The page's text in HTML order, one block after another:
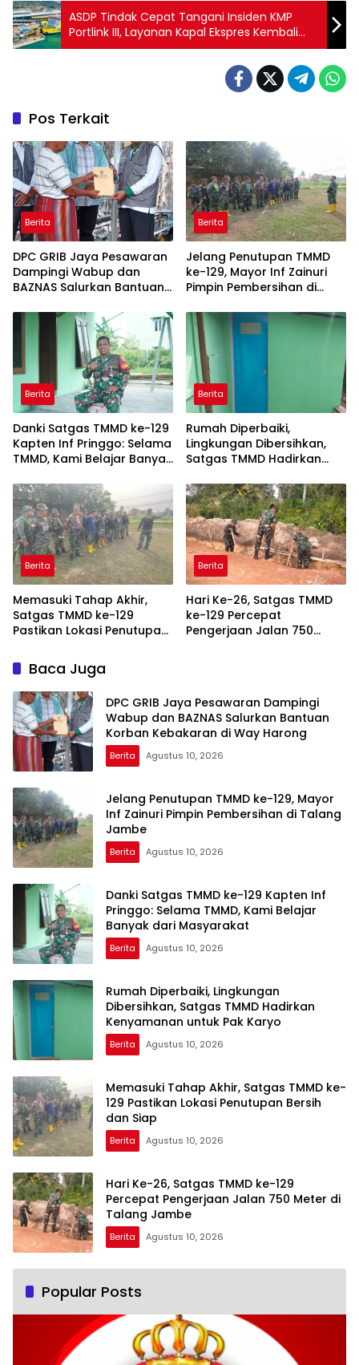
ASDP Tindak Cepat Tangani Insiden KMP
Portlink III, Layanan Kapal Ekspres Kembali
Dibuka
Pos Terkait
Berita
DPC GRIB Jaya Pesawaran
Dampingi Wabup dan
BAZNAS Salurkan Bantuan
Harong
Berita
Jelang Penutupan TMMD
ke-129, Mayor Inf Zainuri
Pimpin Pembersihan di
Berita
Danki Satgas TMMD ke-129
Kapten Inf Pringgo: Selama
TMMD, Kami Belajar Banyak
Berita
Rumah Diperbaiki,
Lingkungan Dibersihkan,
Satgas TMMD Hadirkan
Karyo
Berita
Memasuki Tahap Akhir,
Satgas TMMD ke-129
Pastikan Lokasi Penutupan
Berita
Hari Ke-26, Satgas TMMD
ke-129 Percepat
Pengerjaan Jalan 750
Baca Juga
DPC GRIB Jaya Pesawaran Dampingi
Wabup dan BAZNAS Salurkan Bantuan
Korban Kebakaran di Way Harong
Berita Agustus 10, 2026
Jelang Penutupan TMMD ke-129, Mayor
Inf Zainuri Pimpin Pembersihan di Talang
Jambe
Berita Agustus 10, 2026
Danki Satgas TMMD ke-129 Kapten Inf
Pringgo: Selama TMMD, Kami Belajar
Banyak dari Masyarakat
Berita Agustus 10, 2026
Rumah Diperbaiki, Lingkungan
Dibersihkan, Satgas TMMD Hadirkan
Kenyamanan untuk Pak Karyo
Berita Agustus 10, 2026
Memasuki Tahap Akhir, Satgas TMMD ke-
129 Pastikan Lokasi Penutupan Bersih
dan Siap
Berita Agustus 10, 2026
Hari Ke-26, Satgas TMMD ke-129
Percepat Pengerjaan Jalan 750 Meter di
Talang Jambe
Berita Agustus 10, 2026
Popular Posts